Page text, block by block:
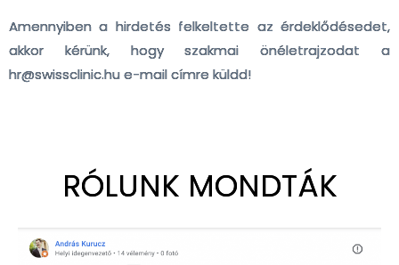
Amennyiben a hirdetés felkeltette az érdeklődésedet,
akkor kérünk, hogy szakmai önéletrajzodat a
hr@swissclinic.hue-mail címre küldd!
RÓLUNK MONDTÁK